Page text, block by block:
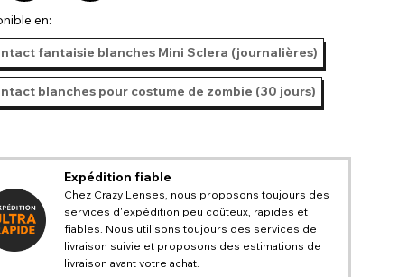
en:
fantaisie blanches Mini Sclera (journalières)
blanches pour costume de zombie (30 jours)
Expédition fiable
Chez Crazy Lenses, nous proposons toujours des
services d'expédition peu coûteux, rapides et
fiables. Nous utilisons toujours des services de
livraison suivie et proposons des estimations de
livraison avant votre achat.